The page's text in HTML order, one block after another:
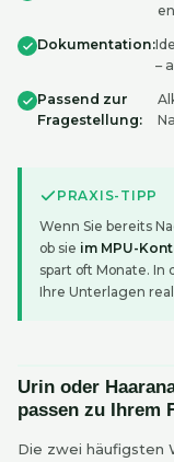
Dokumentation:
–
Passend zur
Fragestellung:
PRAXIS-TIPP
Wenn Sie bereits
ob sie im MPU-
spart oft Monate.
Ihre Unterlagen
Urin oder
passen zu Ihrem
Die zwei häufigsten